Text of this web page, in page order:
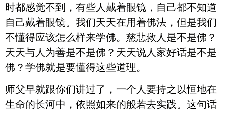
时都感觉不到，有些人戴着眼镜，自己都不知道
自己戴着眼镜。我们天天在用着佛法，但是我们
不懂得应该怎么样来学佛。慈悲救人是不是佛？
天天与人为善是不是佛？天天说人家好话是不是
佛？学佛就是要懂得这些道理。
师父早就跟你们讲过了，一个人要持之以恒地在
生命的长河中，依照如来的般若去实践。这句话